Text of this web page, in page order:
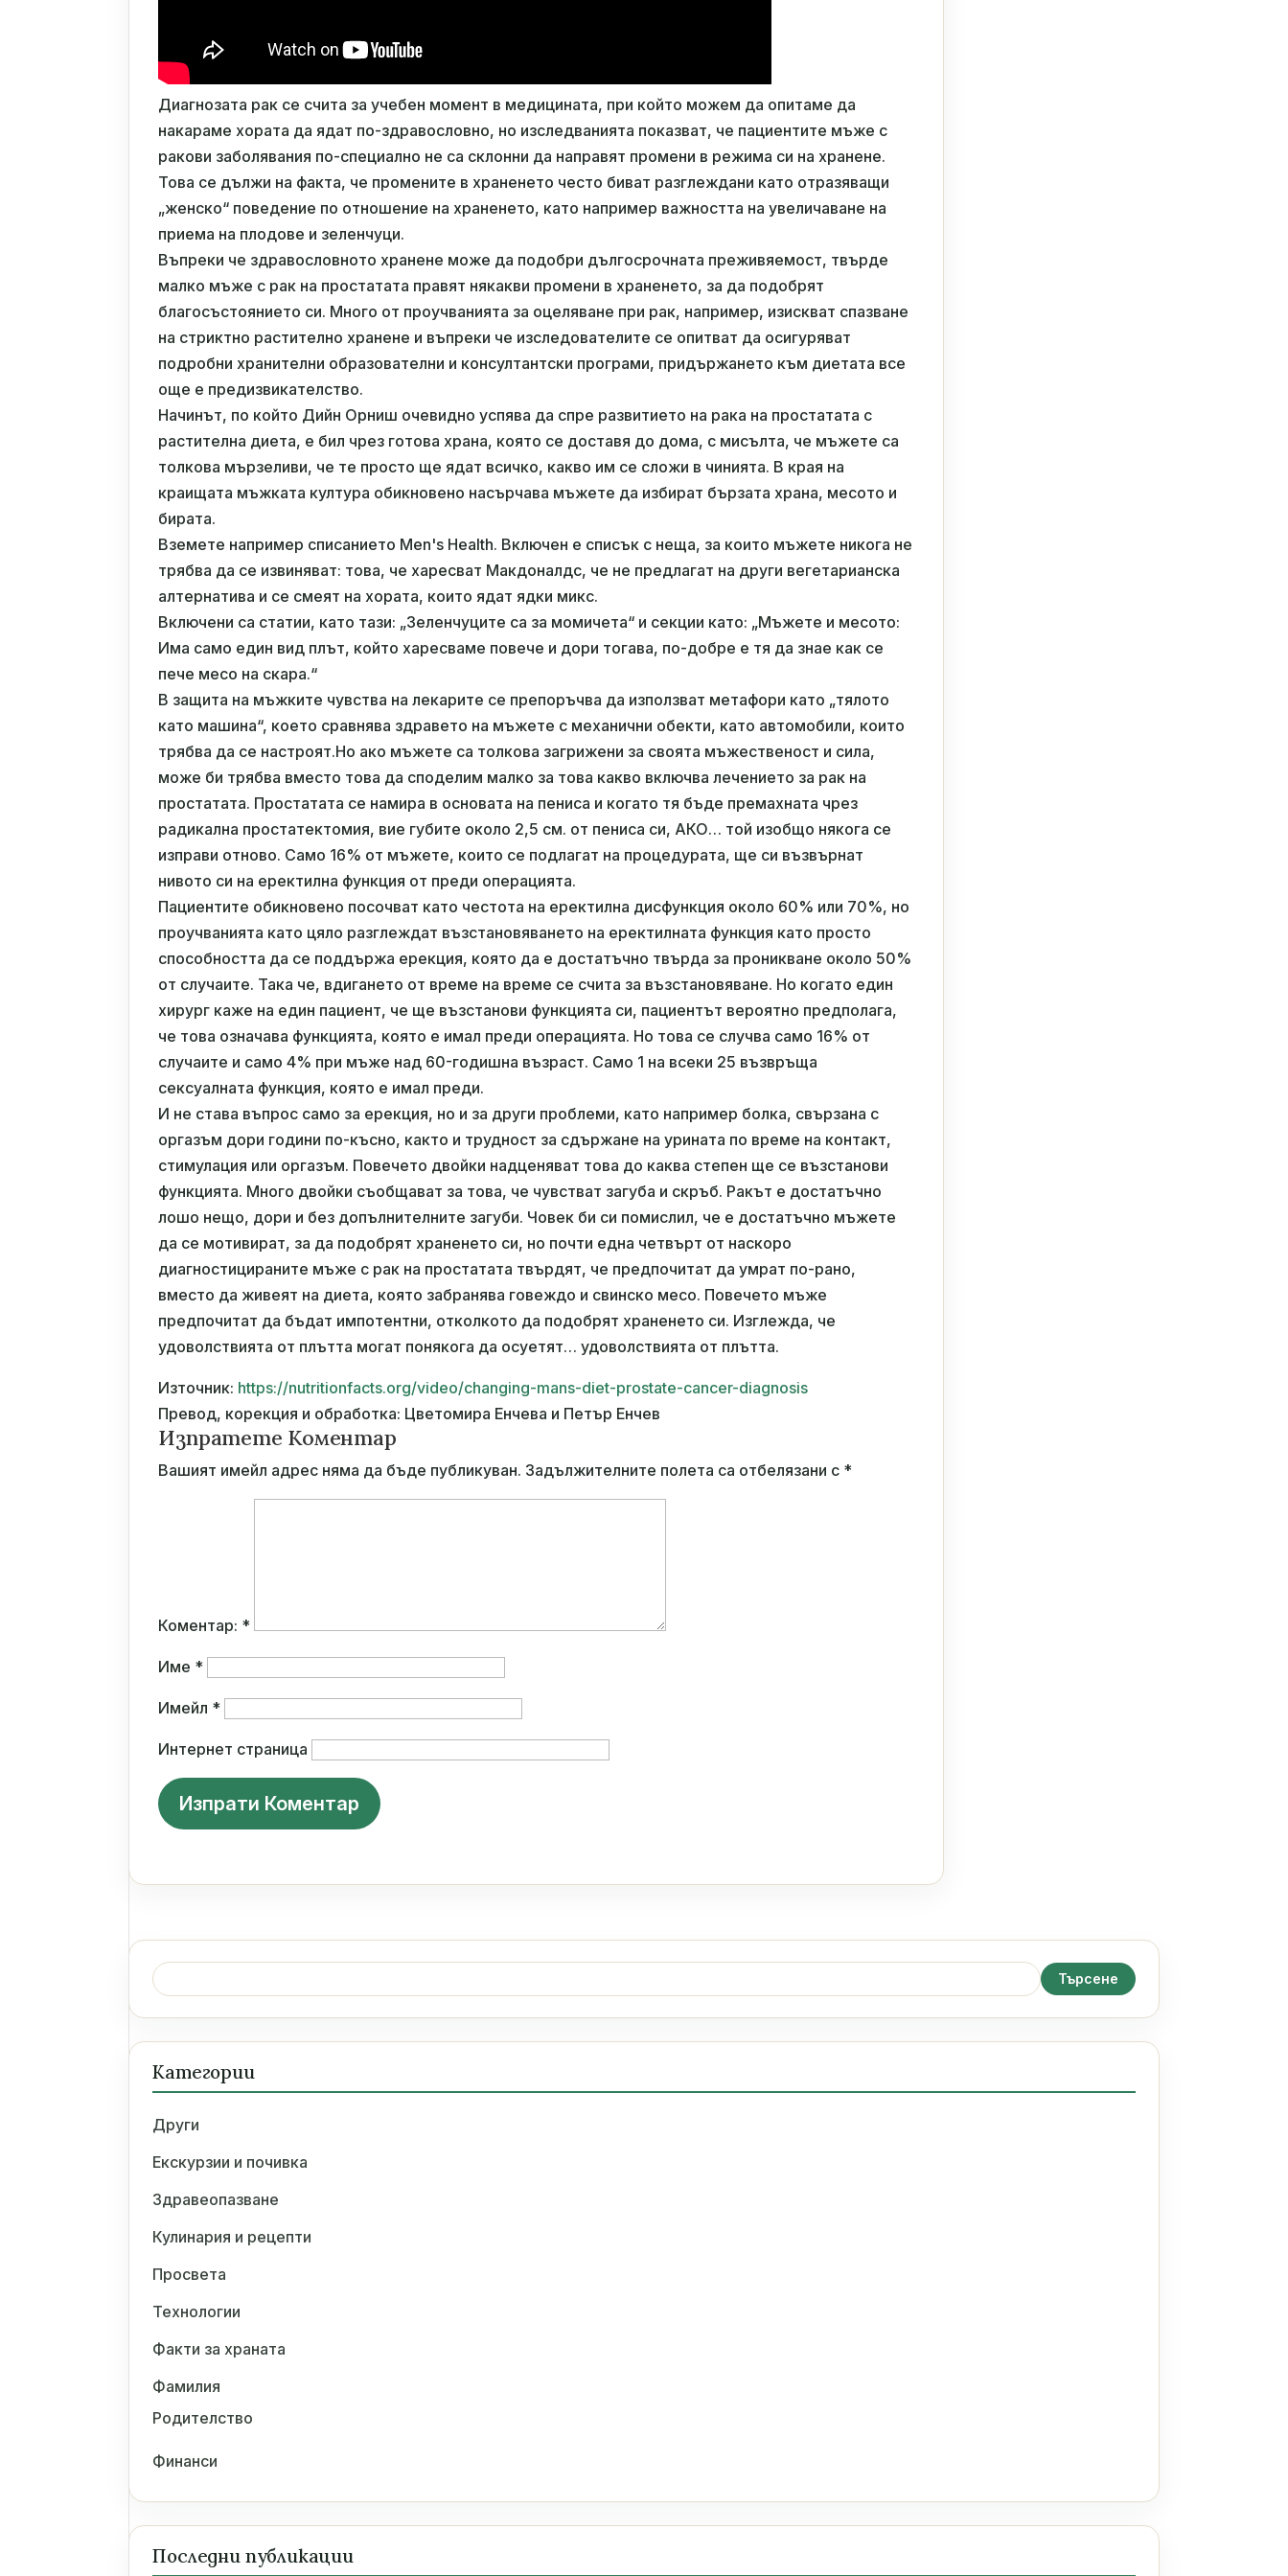
Диагнозата рак се счита за учебен момент в медицината, при който можем да опитаме да
накараме хората да ядат по-здравословно, но изследванията показват, че пациентите мъже с
ракови заболявания по-специално не са склонни да направят промени в режима си на хранене.
Това се дължи на факта, че промените в храненето често биват разглеждани като отразяващи
„женско“ поведение по отношение на храненето, като например важността на увеличаване на
приема на плодове и зеленчуци.
Въпреки че здравословното хранене може да подобри дългосрочната преживяемост, твърде
малко мъже с рак на простатата правят някакви промени в храненето, за да подобрят
благосъстоянието си. Много от проучванията за оцеляване при рак, например, изискват спазване
на стриктно растително хранене и въпреки че изследователите се опитват да осигуряват
подробни хранителни образователни и консултантски програми, придържането към диетата все
още е предизвикателство.
Начинът, по който Дийн Орниш очевидно успява да спре развитието на рака на простатата с
растителна диета, е бил чрез готова храна, която се доставя до дома, с мисълта, че мъжете са
толкова мързеливи, че те просто ще ядат всичко, какво им се сложи в чинията. В края на
краищата мъжката култура обикновено насърчава мъжете да избират бързата храна, месото и
бирата.
Вземете например списанието Men's Health. Включен е списък с неща, за които мъжете никога не
трябва да се извиняват: това, че харесват Макдоналдс, че не предлагат на други вегетарианска
алтернатива и се смеят на хората, които ядат ядки микс.
Включени са статии, като тази: „Зеленчуците са за момичета“ и секции като: „Мъжете и месото:
Има само един вид плът, който харесваме повече и дори тогава, по-добре е тя да знае как се
пече месо на скара.“
В защита на мъжките чувства на лекарите се препоръчва да използват метафори като „тялото
като машина“, което сравнява здравето на мъжете с механични обекти, като автомобили, които
трябва да се настроят.Но ако мъжете са толкова загрижени за своята мъжественост и сила,
може би трябва вместо това да споделим малко за това какво включва лечението за рак на
простатата. Простатата се намира в основата на пениса и когато тя бъде премахната чрез
радикална простатектомия, вие губите около 2,5 см. от пениса си, АКО… той изобщо някога се
изправи отново. Само 16% от мъжете, които се подлагат на процедурата, ще си възвърнат
нивото си на еректилна функция от преди операцията.
Пациентите обикновено посочват като честота на еректилна дисфункция около 60% или 70%, но
проучванията като цяло разглеждат възстановяването на еректилната функция като просто
способността да се поддържа ерекция, която да е достатъчно твърда за проникване около 50%
от случаите. Така че, вдигането от време на време се счита за възстановяване. Но когато един
хирург каже на един пациент, че ще възстанови функцията си, пациентът вероятно предполага,
че това означава функцията, която е имал преди операцията. Но това се случва само 16% от
случаите и само 4% при мъже над 60-годишна възраст. Само 1 на всеки 25 възвръща
сексуалната функция, която е имал преди.
И не става въпрос само за ерекция, но и за други проблеми, като например болка, свързана с
оргазъм дори години по-късно, както и трудност за сдържане на урината по време на контакт,
стимулация или оргазъм. Повечето двойки надценяват това до каква степен ще се възстанови
функцията. Много двойки съобщават за това, че чувстват загуба и скръб. Ракът е достатъчно
лошо нещо, дори и без допълнителните загуби. Човек би си помислил, че е достатъчно мъжете
да се мотивират, за да подобрят храненето си, но почти една четвърт от наскоро
диагностицираните мъже с рак на простатата твърдят, че предпочитат да умрат по-рано,
вместо да живеят на диета, която забранява говеждо и свинско месо. Повечето мъже
предпочитат да бъдат импотентни, отколкото да подобрят храненето си. Изглежда, че
удоволствията от плътта могат понякога да осуетят… удоволствията от плътта.
Източник: https://nutritionfacts.org/video/changing-mans-diet-prostate-cancer-diagnosis
Превод, корекция и обработка: Цветомира Енчева и Петър Енчев
Изпратете Коментар
Вашият имейл адрес няма да бъде публикуван. Задължителните полета са отбелязани с *
Коментар: *
Име *
Имейл *
Интернет страница
Търсене
за:
Категории
Други
Екскурзии и почивка
Здравеопазване
Кулинария и рецепти
Просвета
Технологии
Факти за храната
Фамилия
Родителство
Финанси
Последни публикации